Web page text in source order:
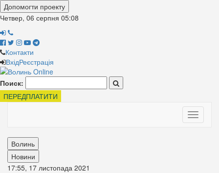
Допомогти проекту
Четвер, 06 серпня 05:08
Контакти
ВхідРеєстрація
Поиск:
ПЕРЕДПЛАТИТИ
Toggle
Волинь
Новини
17:55, 17 листопада 2021